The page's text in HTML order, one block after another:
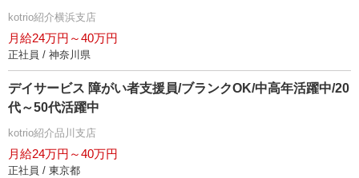
kotrio紹介横浜支店
月給24万円～40万円
正社員 / 神奈川県
デイサービス 障がい者支援員/ブランクOK/中高年活躍中/20
代～50代活躍中
kotrio紹介品川支店
月給24万円～40万円
正社員 / 東京都